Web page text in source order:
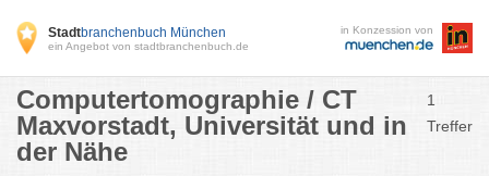
Stadtbranchenbuch München
ein Angebot von stadtbranchenbuch.de
in Konzession von
Computertomographie / CT
Maxvorstadt, Universität und in
der Nähe
1
Treffer